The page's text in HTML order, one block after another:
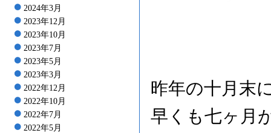
2024年3月
2023年12月
2023年10月
2023年7月
2023年5月
2023年3月
2022年12月
2022年10月
2022年7月
2022年5月
昨年の十月末
早くも七ヶ月